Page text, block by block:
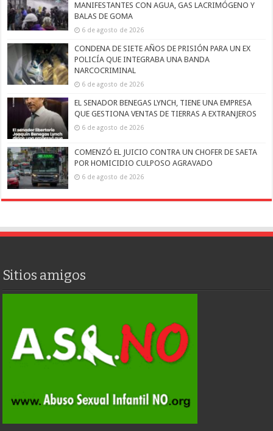
MANIFESTANTES CON AGUA, GAS LACRIMÓGENO Y
BALAS DE GOMA
6 de agosto de 2026
CONDENA DE SIETE AÑOS DE PRISIÓN PARA UN EX
POLICÍA QUE INTEGRABA UNA BANDA
NARCOCRIMINAL
6 de agosto de 2026
EL SENADOR BENEGAS LYNCH, TIENE UNA EMPRESA
QUE GESTIONA VENTAS DE TIERRAS A EXTRANJEROS
6 de agosto de 2026
COMENZÓ EL JUICIO CONTRA UN CHOFER DE SAETA
POR HOMICIDIO CULPOSO AGRAVADO
6 de agosto de 2026
Sitios amigos